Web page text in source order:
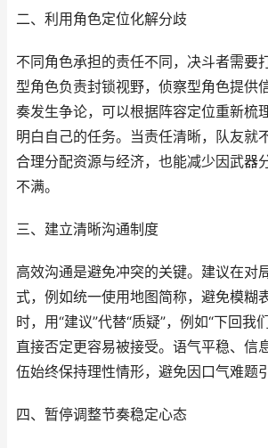
二、利用角色定位化解分歧
不同角色承担的责任不同，决斗者需要
型角色负责封锁视野，侦察型角色提供
奏发生争论，可以根据阵容定位重新梳
明白自己的任务。当责任清晰，队友就
合理分配资源与经济，也能减少因武器
不满。
三、建立清晰沟通制度
高效沟通是避免冲突的关键。建议在对
式，例如统一使用地图简称，避免模糊
时，用“建议”代替“质疑”，例如“下回我
直接否定更容易被接受。语气平稳、信
伍始终保持理性情形，避免因口气难题
四、暂停调整节奏稳定心态